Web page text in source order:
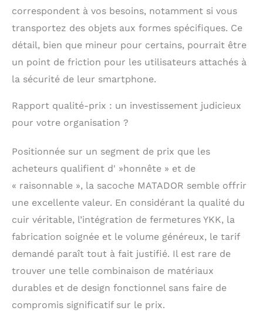
correspondent à vos besoins, notamment si vous
transportez des objets aux formes spécifiques. Ce
détail, bien que mineur pour certains, pourrait être
un point de friction pour les utilisateurs attachés à
la sécurité de leur smartphone.
Rapport qualité-prix : un investissement judicieux
pour votre organisation ?
Positionnée sur un segment de prix que les
acheteurs qualifient d' »honnête » et de
« raisonnable », la sacoche MATADOR semble offrir
une excellente valeur. En considérant la qualité du
cuir véritable, l’intégration de fermetures YKK, la
fabrication soignée et le volume généreux, le tarif
demandé paraît tout à fait justifié. Il est rare de
trouver une telle combinaison de matériaux
durables et de design fonctionnel sans faire de
compromis significatif sur le prix.